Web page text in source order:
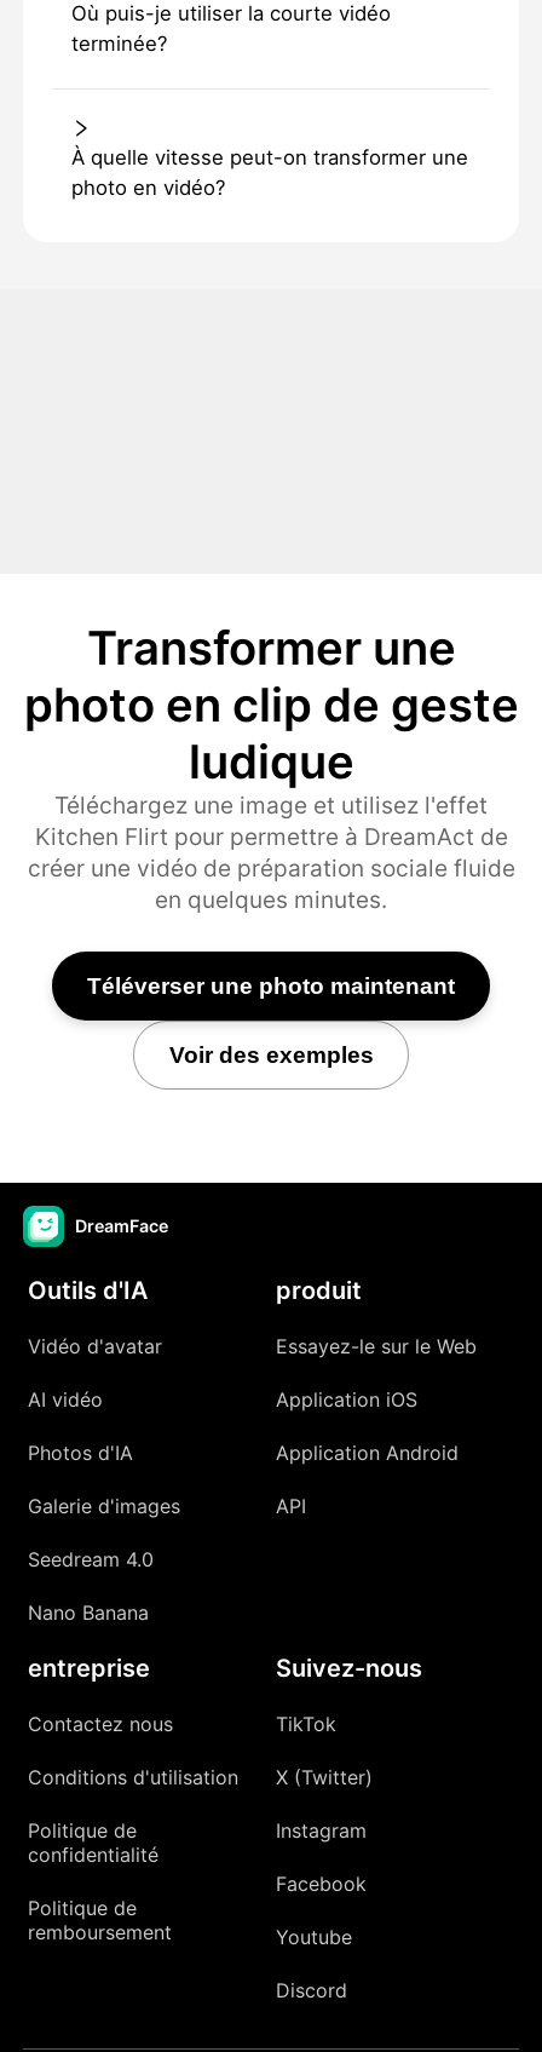
Où puis-je utiliser la courte vidéo
terminée?
À quelle vitesse peut-on transformer une
photo en vidéo?
Transformer une
photo en clip de geste
ludique
Téléchargez une image et utilisez l'effet
Kitchen Flirt pour permettre à DreamAct de
créer une vidéo de préparation sociale fluide
en quelques minutes.
Téléverser une photo maintenant
Voir des exemples
DreamFace
Outils d'IA
Vidéo d'avatar
AI vidéo
Photos d'IA
Galerie d'images
Seedream 4.0
Nano Banana
produit
Essayez-le sur le Web
Application iOS
Application Android
API
entreprise
Contactez nous
Conditions d'utilisation
Politique de
confidentialité
Politique de
remboursement
Suivez-nous
TikTok
X (Twitter)
Instagram
Facebook
Youtube
Discord